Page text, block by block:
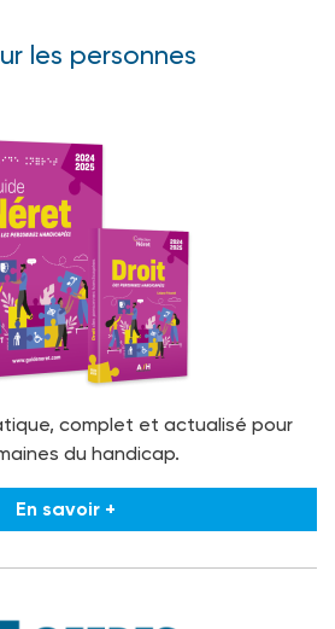
les personnes
complet et actualisé pour
du handicap.
En savoir +